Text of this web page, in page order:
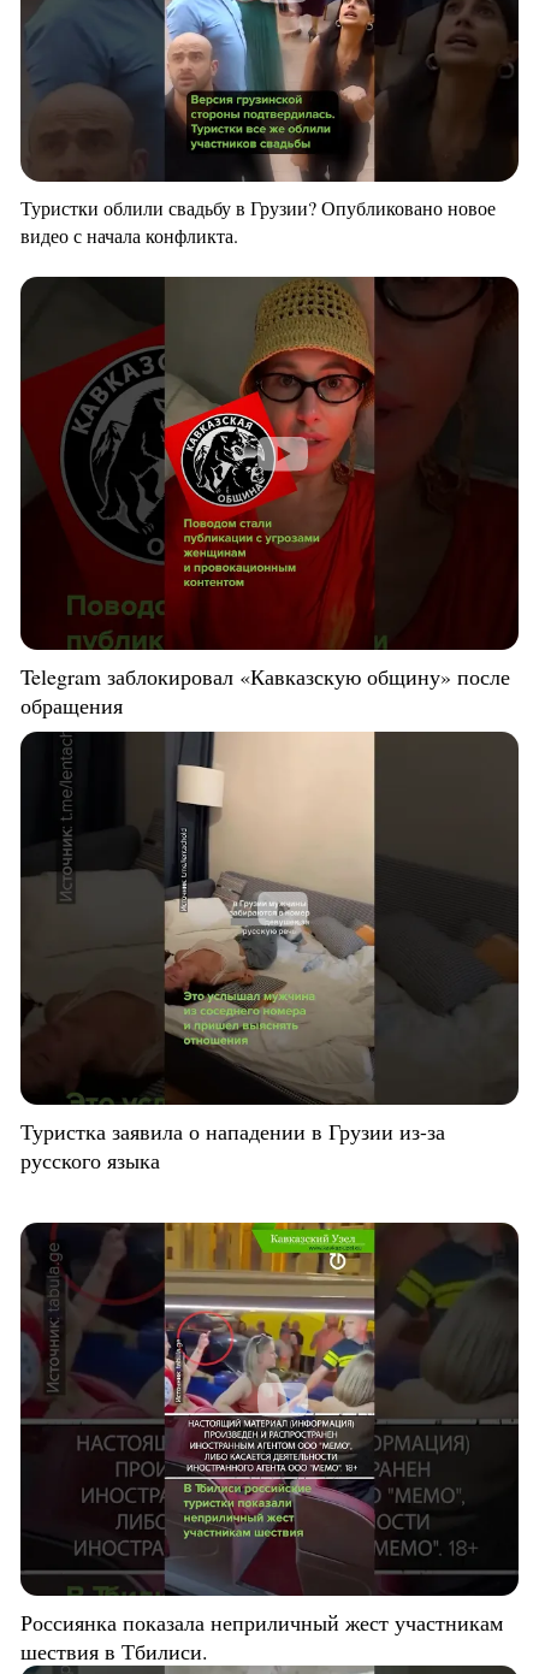
Туристки облили свадьбу в Грузии? Опубликовано новое
видео с начала конфликта.
Telegram заблокировал «Кавказскую общину» после
обращения
Туристка заявила о нападении в Грузии из-за
русского языка
Россиянка показала неприличный жест участникам
шествия в Тбилиси.